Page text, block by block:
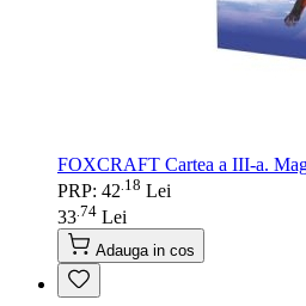
FOXCRAFT Cartea a III-a.
PRP: 42 18 Lei
33 74 Lei
Adauga in cos